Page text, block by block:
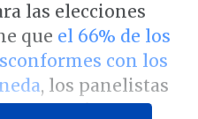
las elecciones
que el 66% de los
con los
, los panelistas
Cooperativa